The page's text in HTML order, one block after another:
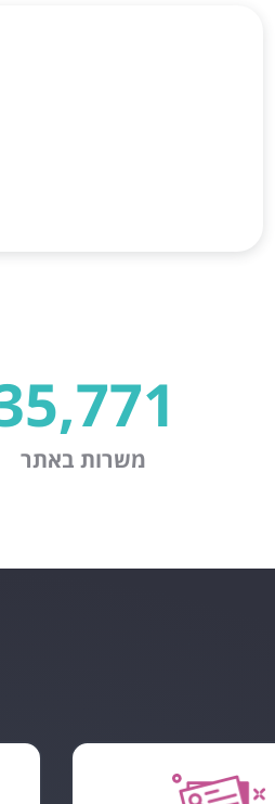
משרות באתר